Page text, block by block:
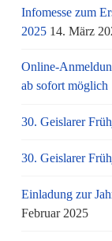
Infomesse zum
2025 14. März
Online-
ab sofort möglich
30. Geislarer
30. Geislarer
Einladung zur
Februar 2025